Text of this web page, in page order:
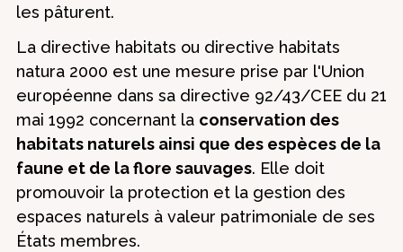
les pâturent.
La directive habitats ou directive habitats
natura 2000 est une mesure prise par l'Union
européenne dans sa directive 92/43/CEE du 21
mai 1992 concernant la conservation des
habitats naturels ainsi que des espèces de la
faune et de la flore sauvages. Elle doit
promouvoir la protection et la gestion des
espaces naturels à valeur patrimoniale de ses
États membres.